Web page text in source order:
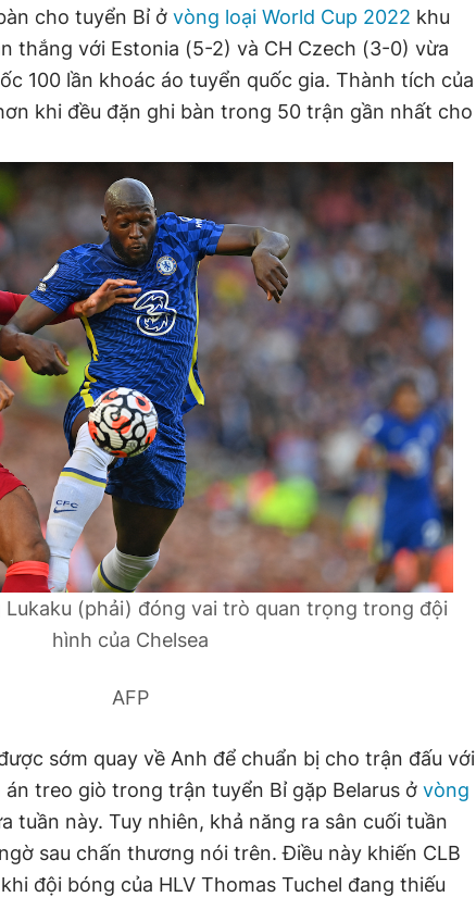
cho tuyển Bỉ ở vòng loại World Cup 2022 khu
thắng với Estonia (5-2) và CH Czech (3-0) vừa
100 lần khoác áo tuyển quốc gia. Thành tích của
khi đều đặn ghi bàn trong 50 trận gần nhất cho
Lukaku (phải) đóng vai trò quan trọng trong đội
hình của Chelsea
AFP
sớm quay về Anh để chuẩn bị cho trận đấu với
án treo giò trong trận tuyển Bỉ gặp Belarus ở vòng
tuần này. Tuy nhiên, khả năng ra sân cuối tuần
sau chấn thương nói trên. Điều này khiến CLB
đội bóng của HLV Thomas Tuchel đang thiếu